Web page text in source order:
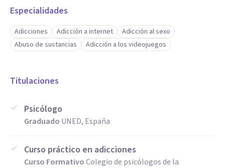
Especialidades
Adicciones Adicción a internet
Adicción al sexo
Abuso de sustancias
Adicción a los videojuegos
Titulaciones
Psicólogo
Graduado UNED, España
Curso práctico en adicciones
Curso FormativoColegio de psicólogos de la